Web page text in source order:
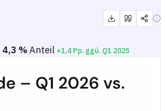
4,3 %Anteil +1,4 Pp. ggü. Q1 2025